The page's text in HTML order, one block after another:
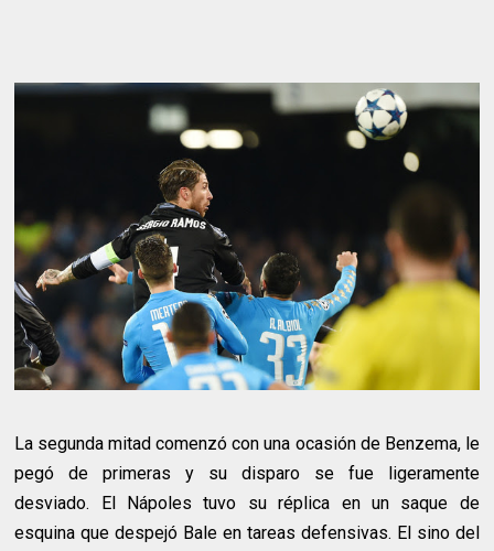
La segunda mitad comenzó con una ocasión de Benzema, le
pegó de primeras y su disparo se fue ligeramente
desviado. El Nápoles tuvo su réplica en un saque de
esquina que despejó Bale en tareas defensivas. El sino del